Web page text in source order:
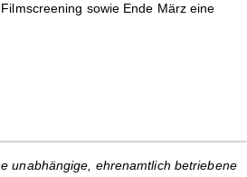
sowie Ende März eine
unabhängige, ehrenamtlich betriebene